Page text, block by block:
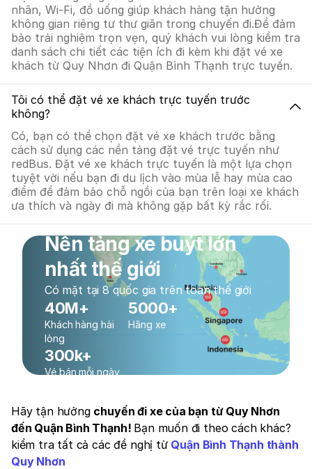
nhân, Wi-Fi, đồ uống giúp khách hàng tận hưởng
không gian riêng tư thư giãn trong chuyến đi.Để đảm
bảo trải nghiệm trọn vẹn, quý khách vui lòng kiểm tra
danh sách chi tiết các tiện ích đi kèm khi đặt vé xe
khách từ Quy Nhơn đi Quận Bình Thạnh trực tuyến.
Tôi có thể đặt vé xe khách trực tuyến trước
không?
Có, bạn có thể chọn đặt vé xe khách trước bằng
cách sử dụng các nền tảng đặt vé trực tuyến như
redBus. Đặt vé xe khách trực tuyến là một lựa chọn
tuyệt vời nếu bạn đi du lịch vào mùa lễ hay mùa cao
điểm để đảm bảo chỗ ngồi của bạn trên loại xe khách
ưa thích và ngày đi mà không gặp bất kỳ rắc rối.
Nền tảng xe buýt lớn
nhất thế giới
Có mặt tại 8 quốc gia trên toàn thế giới
40M+
Khách hàng hài
lòng
5000+
Hãng xe
300k+
Vé bán mỗi ngày
Hãy tận hưởng chuyến đi xe của bạn từ Quy Nhơn
đến Quận Bình Thạnh! Bạn muốn đi theo cách khác?
kiểm tra tất cả các đề nghị từ Quận Bình Thạnh thành
Quy Nhơn